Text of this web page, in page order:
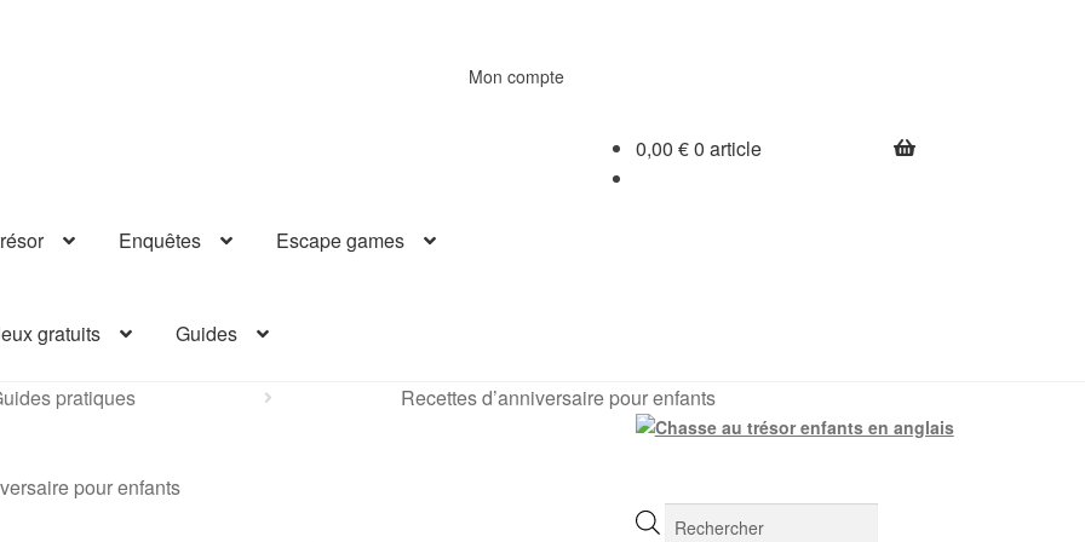
Mon compte
0,00 €0 article
Enquêtes Escape games
gratuits Guides
pratiques Recettes d’anniversaire pour enfants
Recherche